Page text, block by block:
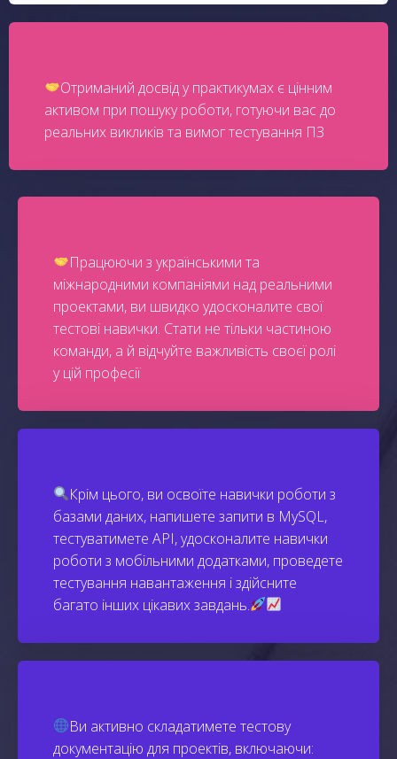
Отриманий досвід у практикумах є цінним
активом при пошуку роботи, готуючи вас до
реальних викликів та вимог тестування ПЗ
Працюючи з українськими та
міжнародними компаніями над реальними
проектами, ви швидко удосконалите свої
тестові навички. Стати не тільки частиною
команди, а й відчуйте важливість своєї ролі
у цій професії
Крім цього, ви освоїте навички роботи з
базами даних, напишете запити в MySQL,
тестуватимете API, удосконалите навички
роботи з мобільними додатками, проведете
тестування навантаження і здійсните
багато інших цікавих завдань.
Ви активно складатимете тестову
документацію для проектів, включаючи: